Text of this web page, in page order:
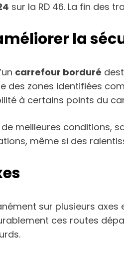
sur la RD 46. La fin des
la
carrefour borduré
des zones identifiées
à certains points du
meilleures conditions,
même si des
sur plusieurs axes
ces routes